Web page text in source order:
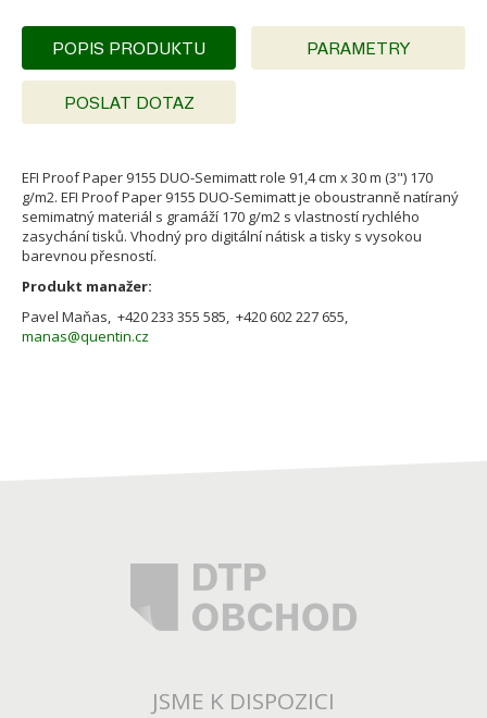
POPIS PRODUKTU PARAMETRY
POSLAT DOTAZ
EFI Proof Paper 9155 DUO-Semimatt role 91,4 cm x 30 m (3") 170
g/m2. EFI Proof Paper 9155 DUO-Semimatt je oboustranně natíraný
semimatný materiál s gramáží 170 g/m2 s vlastností rychlého
zasychání tisků. Vhodný pro digitální nátisk a tisky s vysokou
barevnou přesností.
Produkt manažer:
Pavel Maňas, +420 233 355 585, +420 602 227 655,
manas@quentin.cz
JSME K DISPOZICI